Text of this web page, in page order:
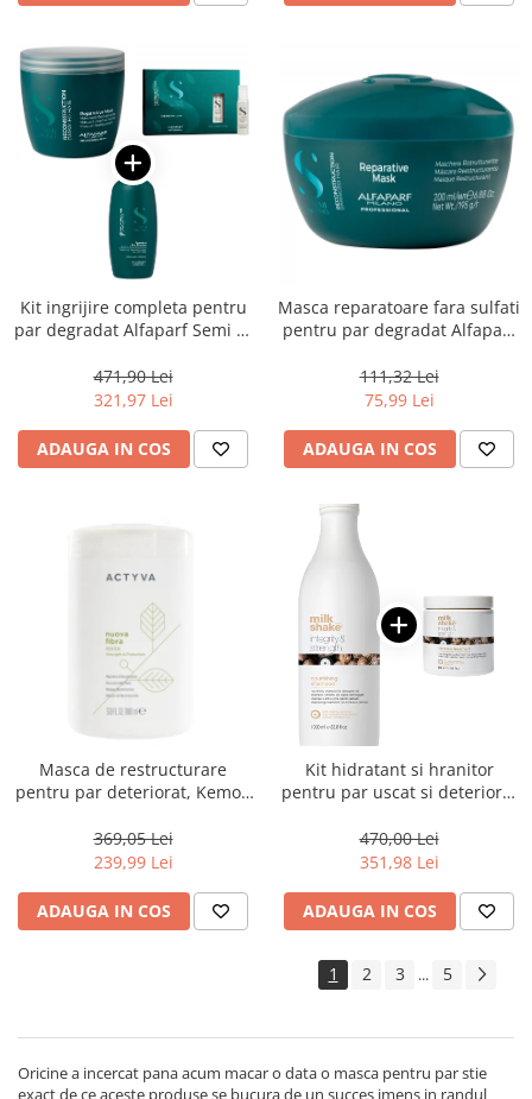
Kit ingrijire completa pentru
par degradat Alfaparf Semi di
Reparative, Salon Size
471,90 Lei
321,97 Lei
ADAUGA IN COS
Masca reparatoare fara sulfati
pentru par degradat Alfaparf
Reconstruction, 200 ml
111,32 Lei
75,99 Lei
ADAUGA IN COS
Masca de restructurare
pentru par deteriorat, Kemon
369,05 Lei
239,99 Lei
ADAUGA IN COS
Kit hidratant si hranitor
pentru par uscat si deteriorat
Strength
470,00 Lei
351,98 Lei
ADAUGA IN COS
1 2 3 ... 5
Oricine a incercat pana acum macar o data o masca pentru par stie